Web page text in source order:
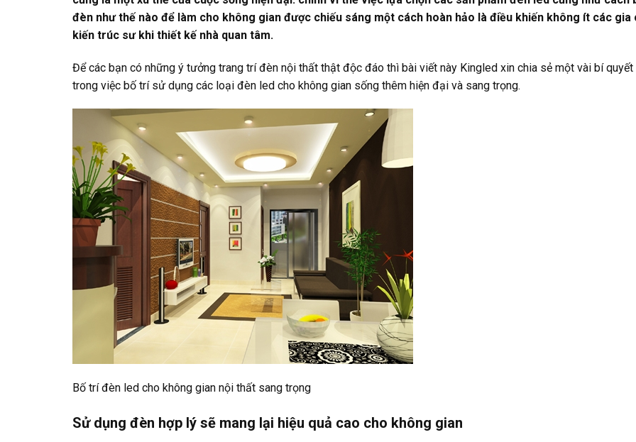
đèn như thế nào để làm cho không gian được chiếu sáng một cách hoàn hảo là điều khiến không ít các gia
kiến trúc sư khi thiết kế nhà quan tâm.
Để các bạn có những ý tưởng trang trí đèn nội thất thật độc đáo thì bài viết này Kingled xin chia sẻ một vài bí quyết
trong việc bố trí sử dụng các loại đèn led cho không gian sống thêm hiện đại và sang trọng.
Bố trí đèn led cho không gian nội thất sang trọng
Sử dụng đèn hợp lý sẽ mang lại hiệu quả cao cho không gian